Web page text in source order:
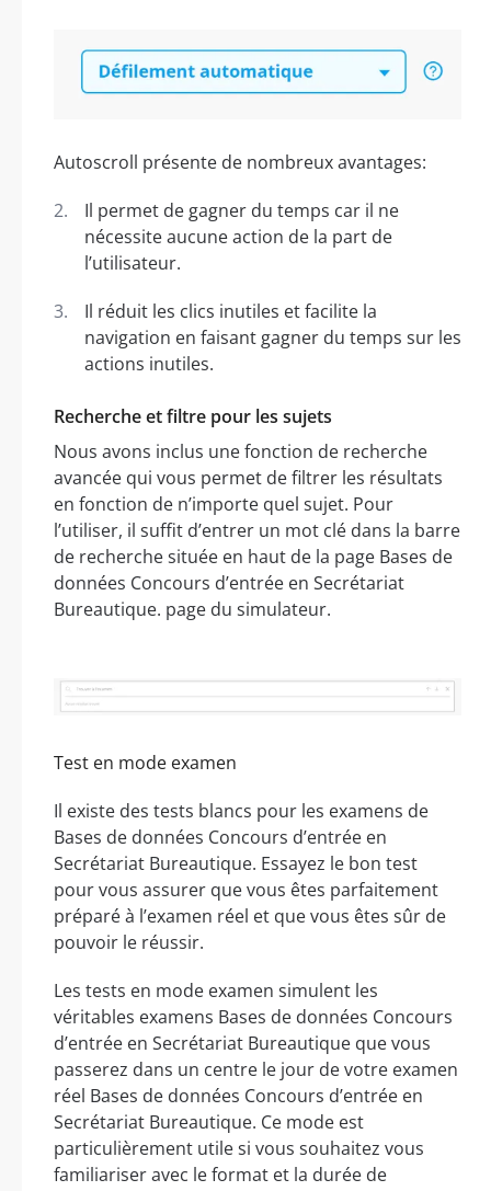
Autoscroll présente de nombreux avantages:
Il permet de gagner du temps car il ne
nécessite aucune action de la part de
l’utilisateur.
Il réduit les clics inutiles et facilite la
navigation en faisant gagner du temps sur les
actions inutiles.
Recherche et filtre pour les sujets
Nous avons inclus une fonction de recherche
avancée qui vous permet de filtrer les résultats
en fonction de n’importe quel sujet. Pour
l’utiliser, il suffit d’entrer un mot clé dans la barre
de recherche située en haut de la page Bases de
données Concours d’entrée en Secrétariat
Bureautique. page du simulateur.
Test en mode examen
Il existe des tests blancs pour les examens de
Bases de données Concours d’entrée en
Secrétariat Bureautique. Essayez le bon test
pour vous assurer que vous êtes parfaitement
préparé à l’examen réel et que vous êtes sûr de
pouvoir le réussir.
Les tests en mode examen simulent les
véritables examens Bases de données Concours
d’entrée en Secrétariat Bureautique que vous
passerez dans un centre le jour de votre examen
réel Bases de données Concours d’entrée en
Secrétariat Bureautique. Ce mode est
particulièrement utile si vous souhaitez vous
familiariser avec le format et la durée de